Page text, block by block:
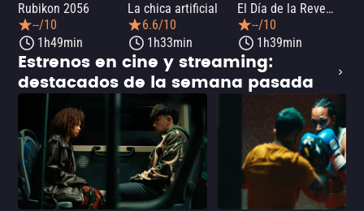
Rubikon 2056
--/10
1h49min
La chica artificial
6.6/10
1h33min
El Día de la Revelación
--/10
1h39min
Estrenos en cine y streaming:
destacados de la semana pasada